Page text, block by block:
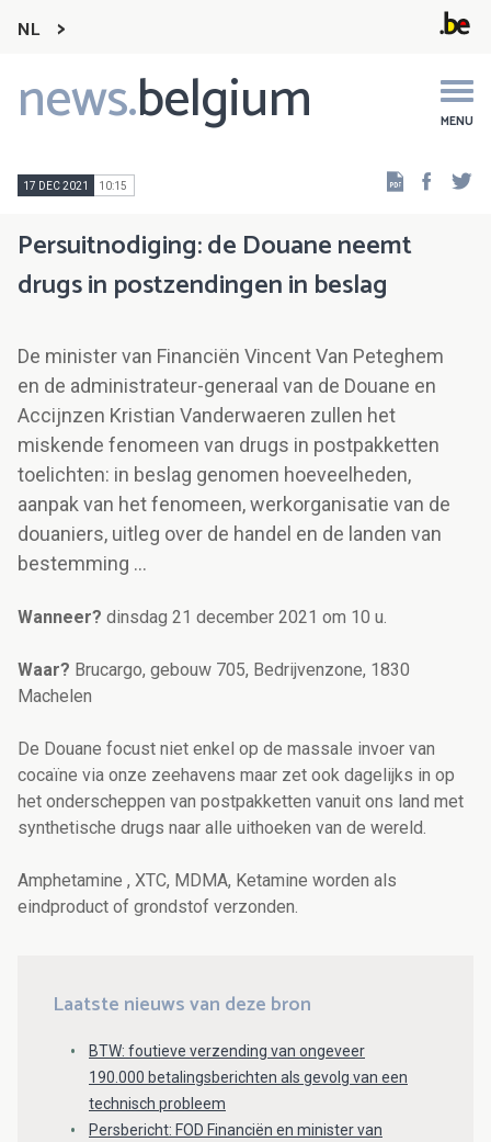
NL
news.belgium MENU
Main
navigation
17 DEC 2021 10:15
Persuitnodiging: de Douane neemt
drugs in postzendingen in beslag
De minister van Financiën Vincent Van Peteghem
en de administrateur-generaal van de Douane en
Accijnzen Kristian Vanderwaeren zullen het
miskende fenomeen van drugs in postpakketten
toelichten: in beslag genomen hoeveelheden,
aanpak van het fenomeen, werkorganisatie van de
douaniers, uitleg over de handel en de landen van
bestemming ...
Wanneer? dinsdag 21 december 2021 om 10 u.
Waar? Brucargo, gebouw 705, Bedrijvenzone, 1830
Machelen
De Douane focust niet enkel op de massale invoer van
cocaïne via onze zeehavens maar zet ook dagelijks in op
het onderscheppen van postpakketten vanuit ons land met
synthetische drugs naar alle uithoeken van de wereld.
Amphetamine , XTC, MDMA, Ketamine worden als
eindproduct of grondstof verzonden.
Laatste nieuws van deze bron
BTW: foutieve verzending van ongeveer
190.000 betalingsberichten als gevolg van een
technisch probleem
Persbericht: FOD Financiën en minister van